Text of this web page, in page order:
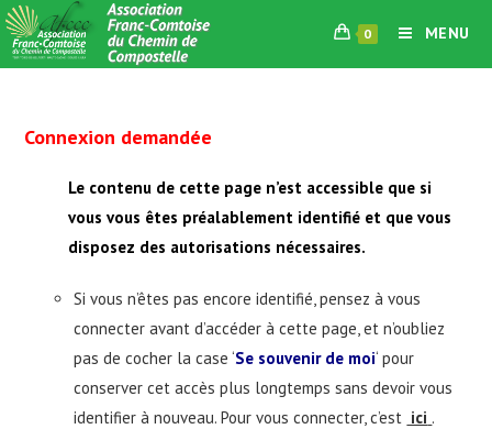
Skip
to
content
0 MENU
Connexion demandée
Le contenu de cette page n’est accessible que si
vous vous êtes préalablement identifié et que vous
disposez des autorisations nécessaires.
Si vous n’êtes pas encore identifié, pensez à vous
connecter avant d’accéder à cette page, et n’oubliez
pas de cocher la case ‘Se souvenir de moi‘ pour
conserver cet accès plus longtemps sans devoir vous
identifier à nouveau. Pour vous connecter, c’est ici .